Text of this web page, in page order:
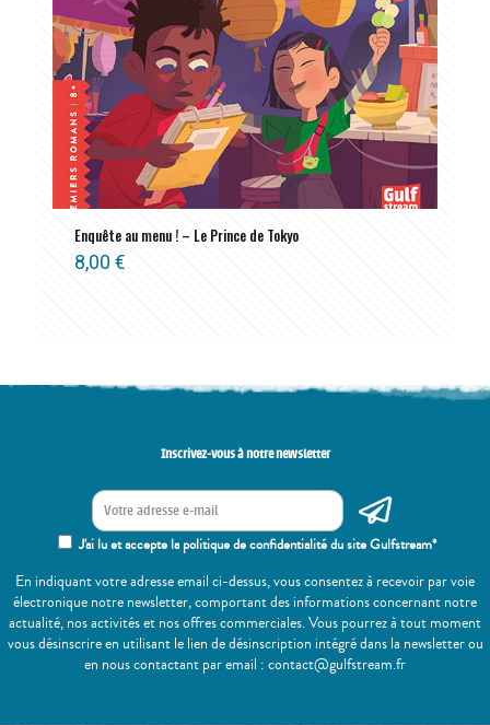
Enquête au menu ! – Le Prince de Tokyo
8,00 €
Inscrivez-vous à notre newsletter
J'ai lu et accepte la politique de confidentialité du site Gulfstream*
En indiquant votre adresse email ci-dessus, vous consentez à recevoir par voie
électronique notre newsletter, comportant des informations concernant notre
actualité, nos activités et nos offres commerciales. Vous pourrez à tout moment
vous désinscrire en utilisant le lien de désinscription intégré dans la newsletter ou
en nous contactant par email : contact@gulfstream.fr